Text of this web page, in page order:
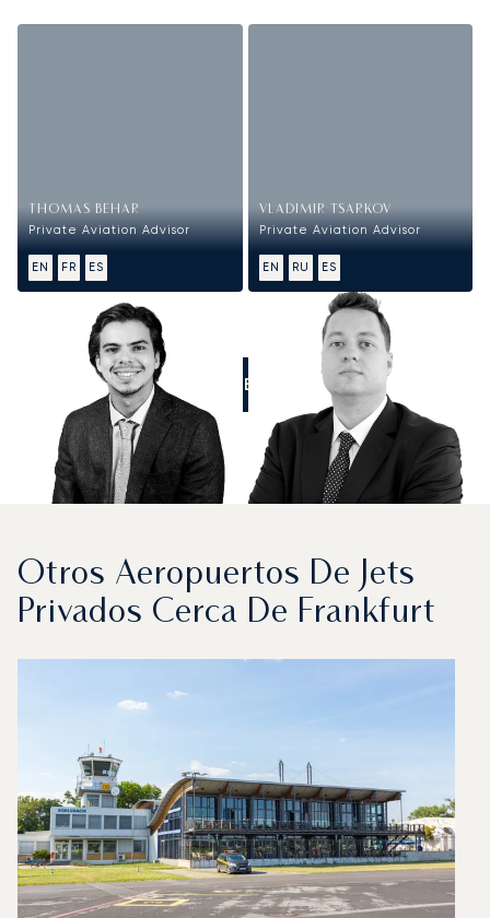
THOMAS BEHAR
Private Aviation Advisor
EN FR ES
VLADIMIR TSARKOV
Private Aviation Advisor
EN RU ES
LLÁMENOS
Otros Aeropuertos De Jets
Privados Cerca De Frankfurt